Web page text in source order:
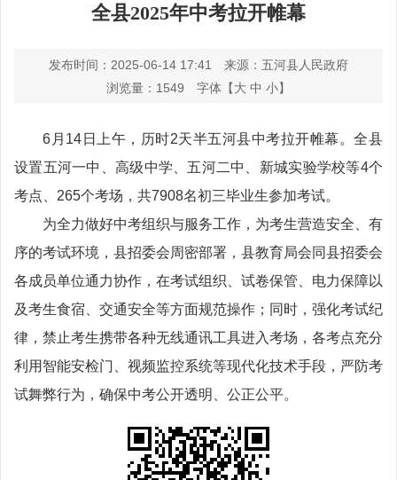
全县2025年中考拉开帷幕
发布时间：2025-06-14 17:41
来源：五河县人民政府
浏览量： 1549 字体【大 中 小】
6月14日上午，历时2天半五河县中考拉开帷幕。全县
设置五河一中、高级中学、五河二中、新城实验学校等4个
考点、265个考场，共7908名初三毕业生参加考试。
为全力做好中考组织与服务工作，为考生营造安全、有
序的考试环境，县招委会周密部署，县教育局会同县招委会
各成员单位通力协作，在考试组织、试卷保管、电力保障以
及考生食宿、交通安全等方面规范操作；同时，强化考试纪
律，禁止考生携带各种无线通讯工具进入考场，各考点充分
利用智能安检门、视频监控系统等现代化技术手段，严防考
试舞弊行为，确保中考公开透明、公正公平。